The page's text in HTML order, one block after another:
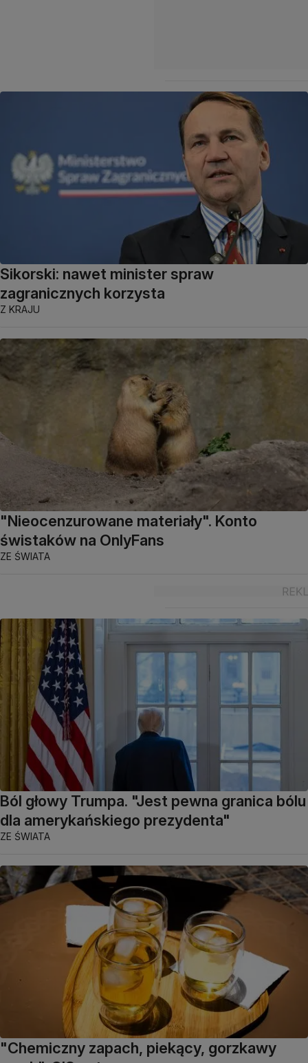
Sikorski: nawet minister spraw
zagranicznych korzysta
Z KRAJU
"Nieocenzurowane materiały". Konto
świstaków na OnlyFans
ZE ŚWIATA
Ból głowy Trumpa. "Jest pewna granica bólu
dla amerykańskiego prezydenta"
ZE ŚWIATA
"Chemiczny zapach, piekący, gorzkawy